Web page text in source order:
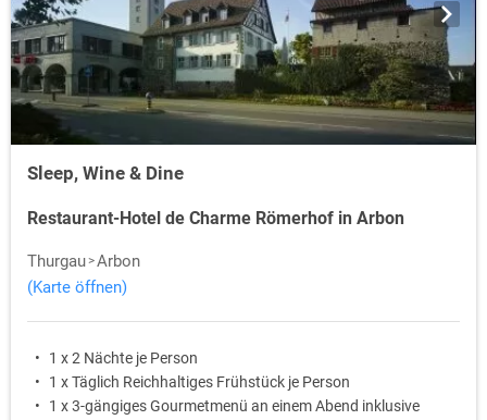
Sleep, Wine & Dine
Restaurant-Hotel de Charme Römerhof in Arbon
Thurgau Arbon
(Karte öffnen)
1 x 2 Nächte je Person
1 x Täglich Reichhaltiges Frühstück je Person
1 x 3-gängiges Gourmetmenü an einem Abend inklusive